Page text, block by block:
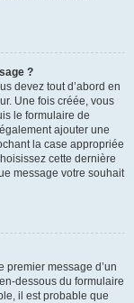
?
devez tout d’abord en
Une fois créée, vous
le formulaire de
ajouter une
la case appropriée
cette dernière
message votre souhait
premier message d’un
dessous du formulaire
il est probable que